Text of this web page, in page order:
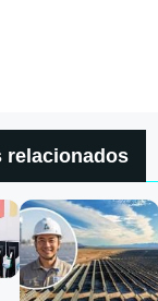
relacionados